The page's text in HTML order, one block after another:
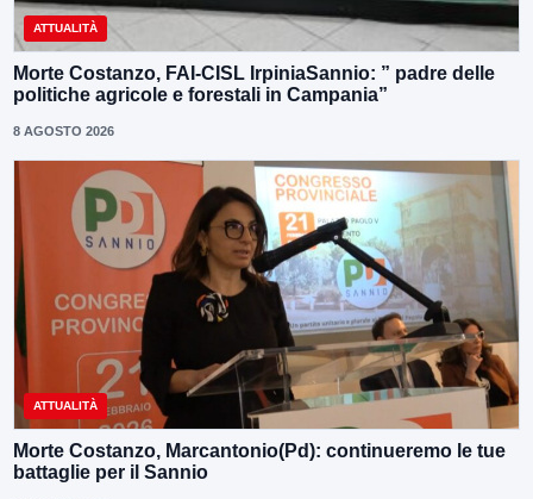
ATTUALITÀ
Morte Costanzo, FAI-CISL IrpiniaSannio: ” padre delle
politiche agricole e forestali in Campania”
8 AGOSTO 2026
ATTUALITÀ
Morte Costanzo, Marcantonio(Pd): continueremo le tue
battaglie per il Sannio